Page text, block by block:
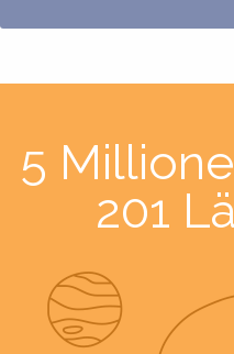
5
201